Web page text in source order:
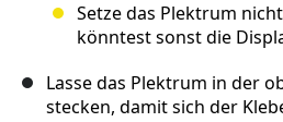
Setze das Plektrum
könntest sonst die
Lasse das Plektrum in der
stecken, damit sich der